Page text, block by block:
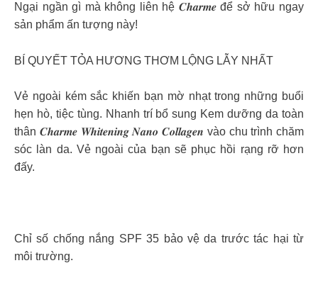
Ngại ngần gì mà không liên hệ 𝑪𝒉𝒂𝒓𝒎𝒆 để sở hữu ngay
sản phẩm ấn tượng này!
BÍ QUYẾT TỎA HƯƠNG THƠM LỘNG LẪY NHẤT
Vẻ ngoài kém sắc khiến bạn mờ nhạt trong những buổi
hẹn hò, tiệc tùng. Nhanh trí bổ sung Kem dưỡng da toàn
thân 𝑪𝒉𝒂𝒓𝒎𝒆 𝑾𝒉𝒊𝒕𝒆𝒏𝒊𝒏𝒈 𝑵𝒂𝒏𝒐 𝑪𝒐𝒍𝒍𝒂𝒈𝒆𝒏 vào chu trình chăm
sóc làn da. Vẻ ngoài của bạn sẽ phục hồi rạng rỡ hơn
đấy.
Chỉ số chống nắng SPF 35 bảo vệ da trước tác hại từ
môi trường.